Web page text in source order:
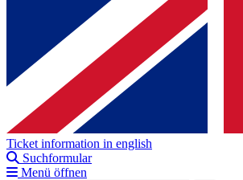
Ticket information in english
Suchformular
Menü öffnen